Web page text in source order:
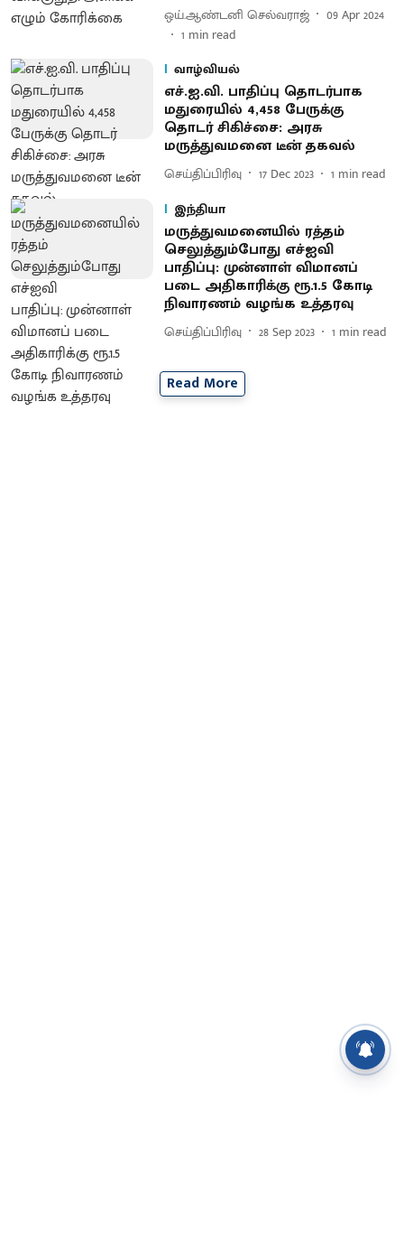
ஒய்.ஆண்டனி செல்வராஜ்
09 Apr 2024
1 min read
வாழ்வியல்
எச்.ஐ.வி. பாதிப்பு தொடர்பாக
மதுரையில் 4,458 பேருக்கு
தொடர் சிகிச்சை: அரசு
மருத்துவமனை டீன் தகவல்
செய்திப்பிரிவு 17 Dec 2023 1 min read
இந்தியா
மருத்துவமனையில் ரத்தம்
செலுத்தும்போது எச்ஐவி
பாதிப்பு: முன்னாள் விமானப்
படை அதிகாரிக்கு ரூ.1.5 கோடி
நிவாரணம் வழங்க உத்தரவு
செய்திப்பிரிவு 28 Sep 2023 1 min read
Read More